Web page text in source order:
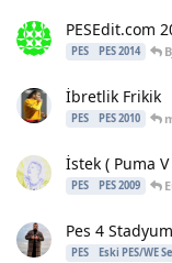
PESEdit.com
PES PES 2014
İbretlik Frikik
PES PES 2010
İstek ( Puma
PES PES 2009
Pes 4
PES Eski PES/WE